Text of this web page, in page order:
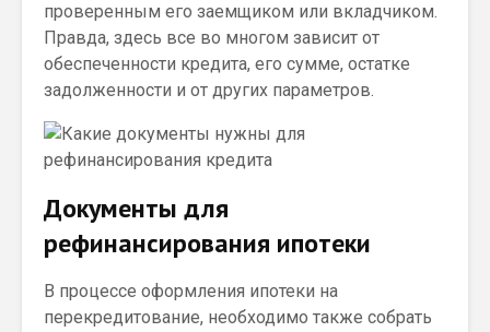
проверенным его заемщиком или вкладчиком.
Правда, здесь все во многом зависит от
обеспеченности кредита, его сумме, остатке
задолженности и от других параметров.
Документы для
рефинансирования ипотеки
В процессе оформления ипотеки на
перекредитование, необходимо также собрать